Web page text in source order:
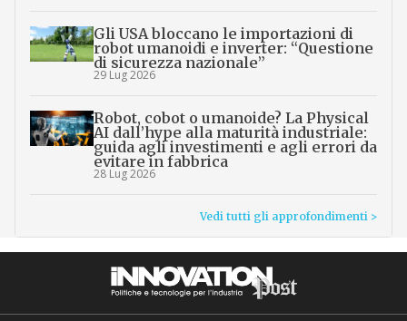
Gli USA bloccano le importazioni di
robot umanoidi e inverter: “Questione
di sicurezza nazionale”
29 Lug 2026
Robot, cobot o umanoide? La Physical
AI dall’hype alla maturità industriale:
guida agli investimenti e agli errori da
evitare in fabbrica
28 Lug 2026
Vedi tutti gli approfondimenti >